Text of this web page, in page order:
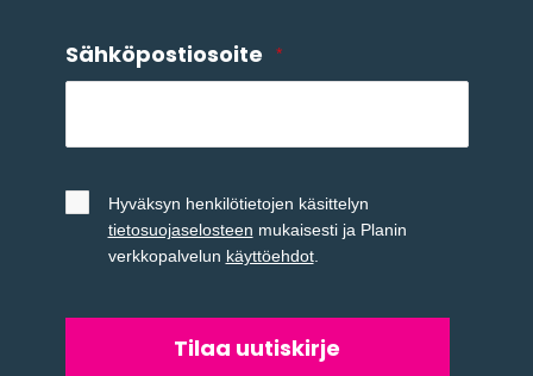
Sähköpostiosoite *
Untitled
Hyväksyn henkilötietojen käsittelyn
tietosuojaselosteen mukaisesti ja Planin
verkkopalvelun käyttöehdot.